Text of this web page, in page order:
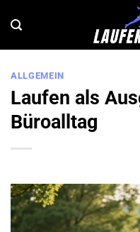
Inhalt
springen
ALLGEMEIN
Laufen als
Büroalltag